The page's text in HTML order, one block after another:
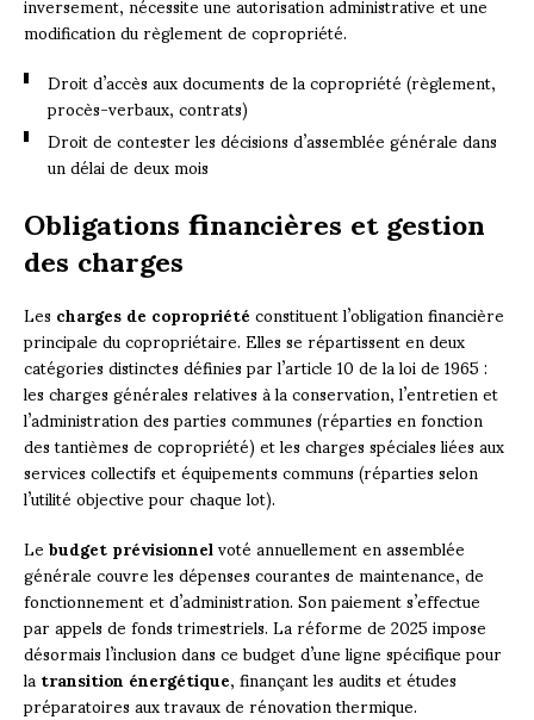
modification du règlement de copropriété.
Droit d’accès aux documents de la copropriété (règlement,
procès-verbaux, contrats)
Droit de contester les décisions d’assemblée générale dans
un délai de deux mois
Obligations financières et gestion
des charges
Lescharges de copropriétéconstituent l’obligation financière
principale du copropriétaire. Elles se répartissent en deux
catégories distinctes définies par l’article 10 de la loi de 1965 :
les charges générales relatives à la conservation, l’entretien et
l’administration des parties communes (réparties en fonction
des tantièmes de copropriété) et les charges spéciales liées aux
services collectifs et équipements communs (réparties selon
l’utilité objective pour chaque lot).
Lebudget prévisionnelvoté annuellement en assemblée
générale couvre les dépenses courantes de maintenance, de
fonctionnement et d’administration. Son paiement s’effectue
par appels de fonds trimestriels. La réforme de 2025 impose
désormais l’inclusion dans ce budget d’une ligne spécifique pour
latransition énergétique, finançant les audits et études
préparatoires aux travaux de rénovation thermique.